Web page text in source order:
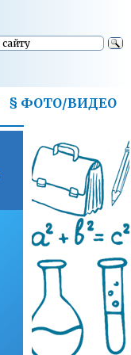
§ ФОТО/ВИДЕО